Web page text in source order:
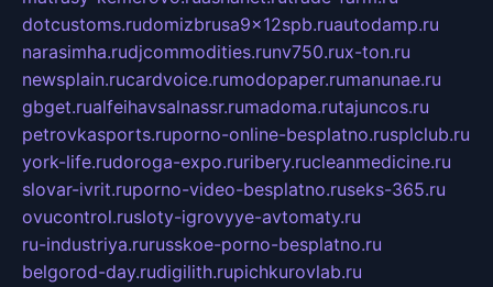
dotcustoms.rudomizbrusa9x12spb.ruautodamp.ru
narasimha.rudjcommodities.runv750.rux-ton.ru
newsplain.rucardvoice.rumodopaper.rumanunae.ru
gbget.rualfeihavsalnassr.rumadoma.rutajuncos.ru
petrovkasports.ruporno-online-besplatno.rusplclub.ru
york-life.rudoroga-expo.ruribery.rucleanmedicine.ru
slovar-ivrit.ruporno-video-besplatno.ruseks-365.ru
ovucontrol.rusloty-igrovyye-avtomaty.ru
ru-industriya.rurusskoe-porno-besplatno.ru
belgorod-day.rudigilith.rupichkurovlab.ru